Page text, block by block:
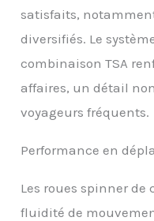
satisfaits,
diversifiés. Le
combinaison TSA
affaires, un détail
voyageurs fréquents.
Performance en
Les roues spinner
fluidité de